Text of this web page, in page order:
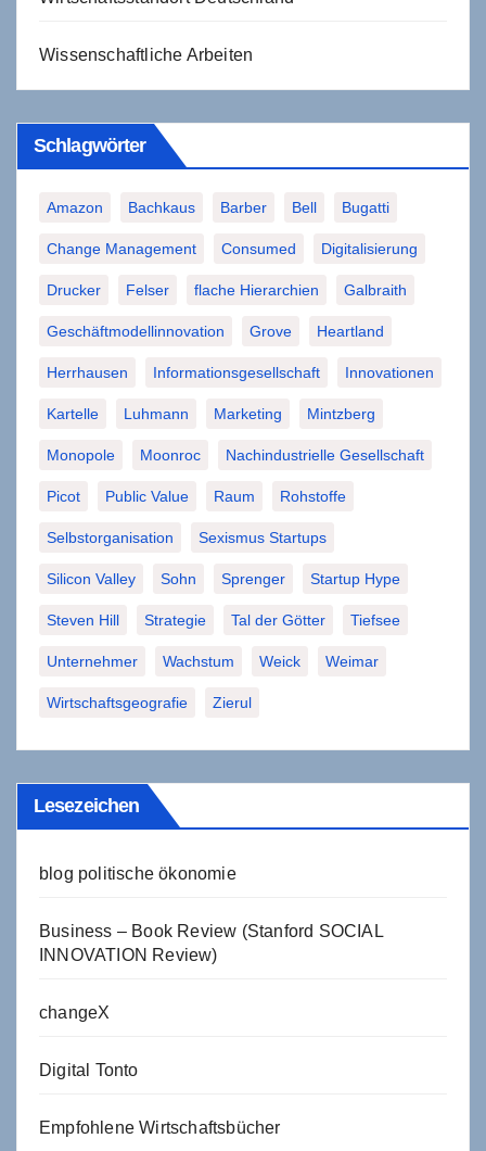
Wissenschaftliche Arbeiten
Schlagwörter
Amazon Bachkaus Barber Bell Bugatti
Change Management Consumed Digitalisierung
Drucker Felser flache Hierarchien Galbraith
Geschäftmodellinnovation Grove Heartland
Herrhausen Informationsgesellschaft Innovationen
Kartelle Luhmann Marketing Mintzberg
Monopole Moonroc Nachindustrielle Gesellschaft
Picot Public Value Raum Rohstoffe
Selbstorganisation Sexismus Startups
Silicon Valley Sohn Sprenger Startup Hype
Steven Hill Strategie Tal der Götter Tiefsee
Unternehmer Wachstum Weick Weimar
Wirtschaftsgeografie Zierul
Lesezeichen
blog politische ökonomie
Business – Book Review (Stanford SOCIAL
INNOVATION Review)
changeX
Digital Tonto
Empfohlene Wirtschaftsbücher